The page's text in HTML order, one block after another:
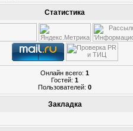
Статистика
Онлайн всего:1
Гостей:1
Пользователей:0
Закладка